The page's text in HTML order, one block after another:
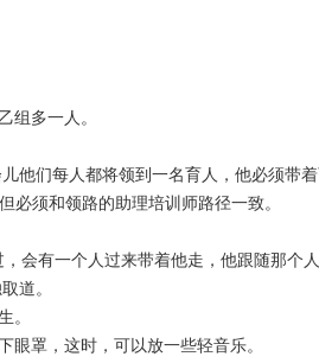
组多一人。
他们每人都将领到一名育人，他必须带
须和领路的助理培训师路径一致。
会有一个人过来带着他走，他跟随那个人
道。
。
罩，这时，可以放一些轻音乐。